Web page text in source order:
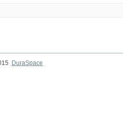
DuraSpace